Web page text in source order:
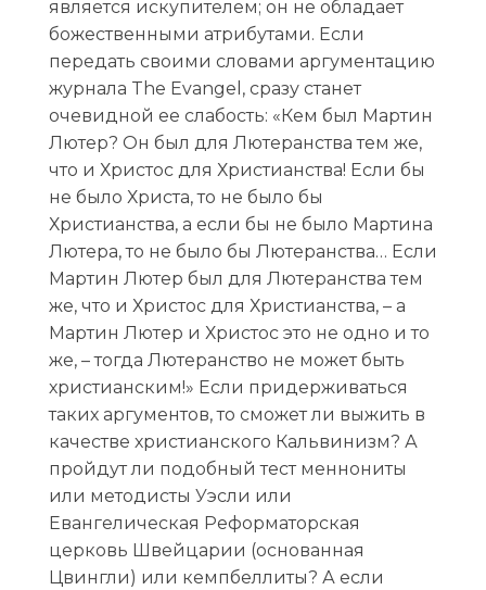
является искупителем; он не обладает
божественными атрибутами. Если
передать своими словами аргументацию
журнала The Evangel, сразу станет
очевидной ее слабость: «Кем был Мартин
Лютер? Он был для Лютеранства тем же,
что и Христос для Христианства! Если бы
не было Христа, то не было бы
Христианства, а если бы не было Мартина
Лютера, то не было бы Лютеранства… Если
Мартин Лютер был для Лютеранства тем
же, что и Христос для Христианства, – а
Мартин Лютер и Христос это не одно и то
же, – тогда Лютеранство не может быть
христианским!» Если придерживаться
таких аргументов, то сможет ли выжить в
качестве христианского Кальвинизм? А
пройдут ли подобный тест меннониты
или методисты Уэсли или
Евангелическая Реформаторская
церковь Швейцарии (основанная
Цвингли) или кемпбеллиты? А если